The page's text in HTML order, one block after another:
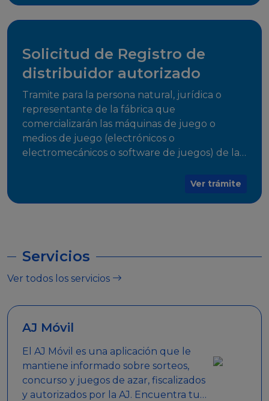
Solicitud de Registro de
distribuidor autorizado
Tramite para la persona natural, jurídica o
representante de la fábrica que
comercializarán las máquinas de juego o
medios de juego (electrónicos o
electromecánicos o software de juegos) de las
Ver trámite
Servicios
Ver todos los servicios
AJ Móvil
El AJ Móvil es una aplicación que le
mantiene informado sobre sorteos,
concurso y juegos de azar, fiscalizados
y autorizados por la AJ. Encuentra tus